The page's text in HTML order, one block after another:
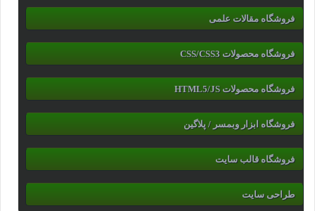
فروشگاه مقالات علمی
فروشگاه محصولات CSS/CSS3
فروشگاه محصولات HTML5/JS
فروشگاه ابزار وبمسر / پلاگین
فروشگاه قالب سایت
طراحی سایت